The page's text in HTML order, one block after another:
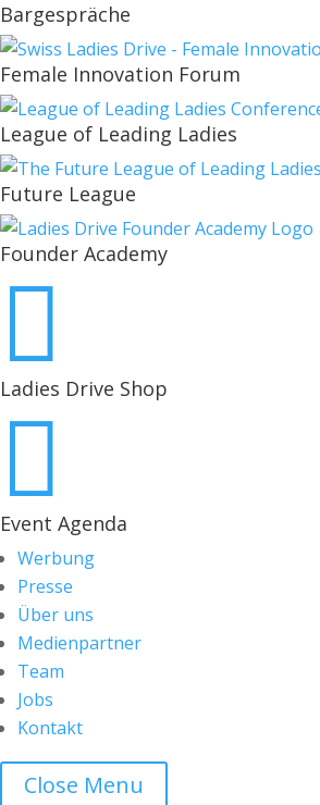
Bargespräche
Female Innovation Forum
League of Leading Ladies
Future League
Founder Academy

Ladies Drive Shop

Event Agenda
Werbung
Presse
Über uns
Medienpartner
Team
Jobs
Kontakt
Close Menu